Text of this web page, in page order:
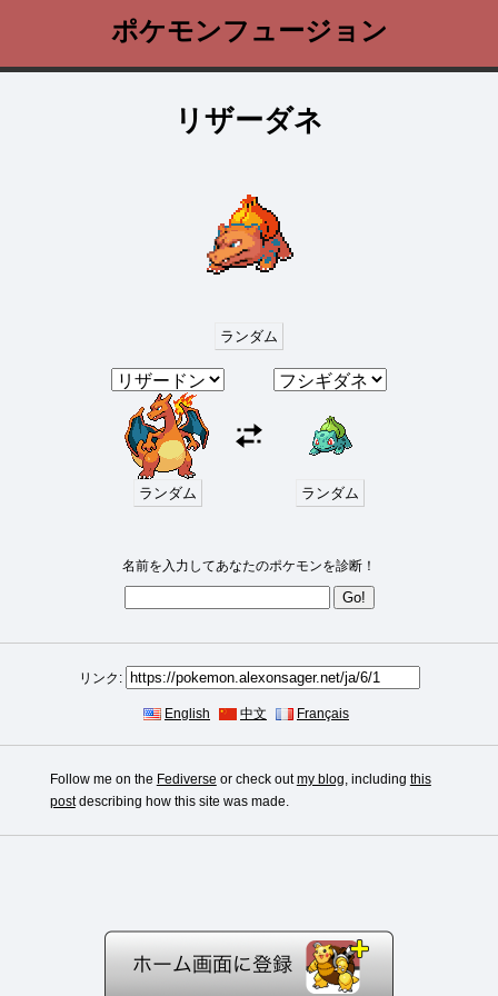
ポケモンフュージョン
リザーダネ
ランダム
ランダム ランダム
名前を入力してあなたのポケモンを診断！
リンク:
English 中文 Français
Follow me on the Fediverse or check outmy blog, including this
postdescribing how this site was made.